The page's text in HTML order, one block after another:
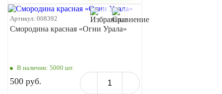
Артикул: 008392
Смородина красная «Огни Урала»
В наличии: 5000 шт.
500 руб.